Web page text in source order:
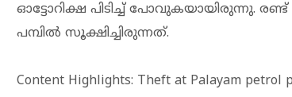
ഓട്ടോറിക്ഷ പിടിച്ച് പോവുകയായിരുന്നു.
പമ്പിൽ സൂക്ഷിച്ചിരുന്നത്.
Content Highlights: Theft at Palayam petrol